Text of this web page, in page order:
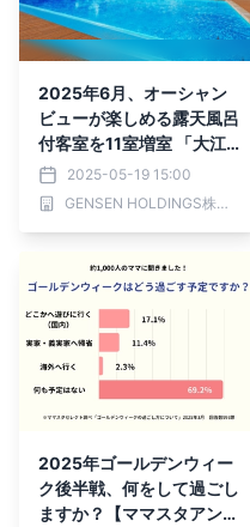
2025年6月、オーシャン
ビューが楽しめる露天風呂
付客室を11室増室 「大江
戸温泉物語Premium 白浜
彩朝楽」 ～2025年5月19
日（月）予約受付開始～
2025-05-19 15:00
GENSEN HOLDINGS株式会社
2025年ゴールデンウィー
ク後半戦、何をして過ごし
ますか？【ママスタアンケ